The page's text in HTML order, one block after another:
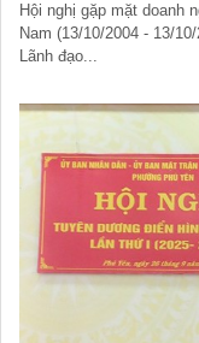
Hội nghị gặp mặt doanh
Nam (13/10/2004 - 13/
Lãnh đạo...